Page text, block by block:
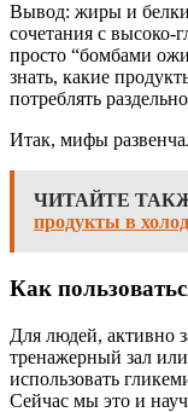
Вывод: жиры и
сочетания с высоко-
просто “бомбами
знать, какие
потреблять
Итак, мифы
ЧИТАЙТЕ
продукты в
Как
Для людей, активно
тренажерный зал
использовать
Сейчас мы это и